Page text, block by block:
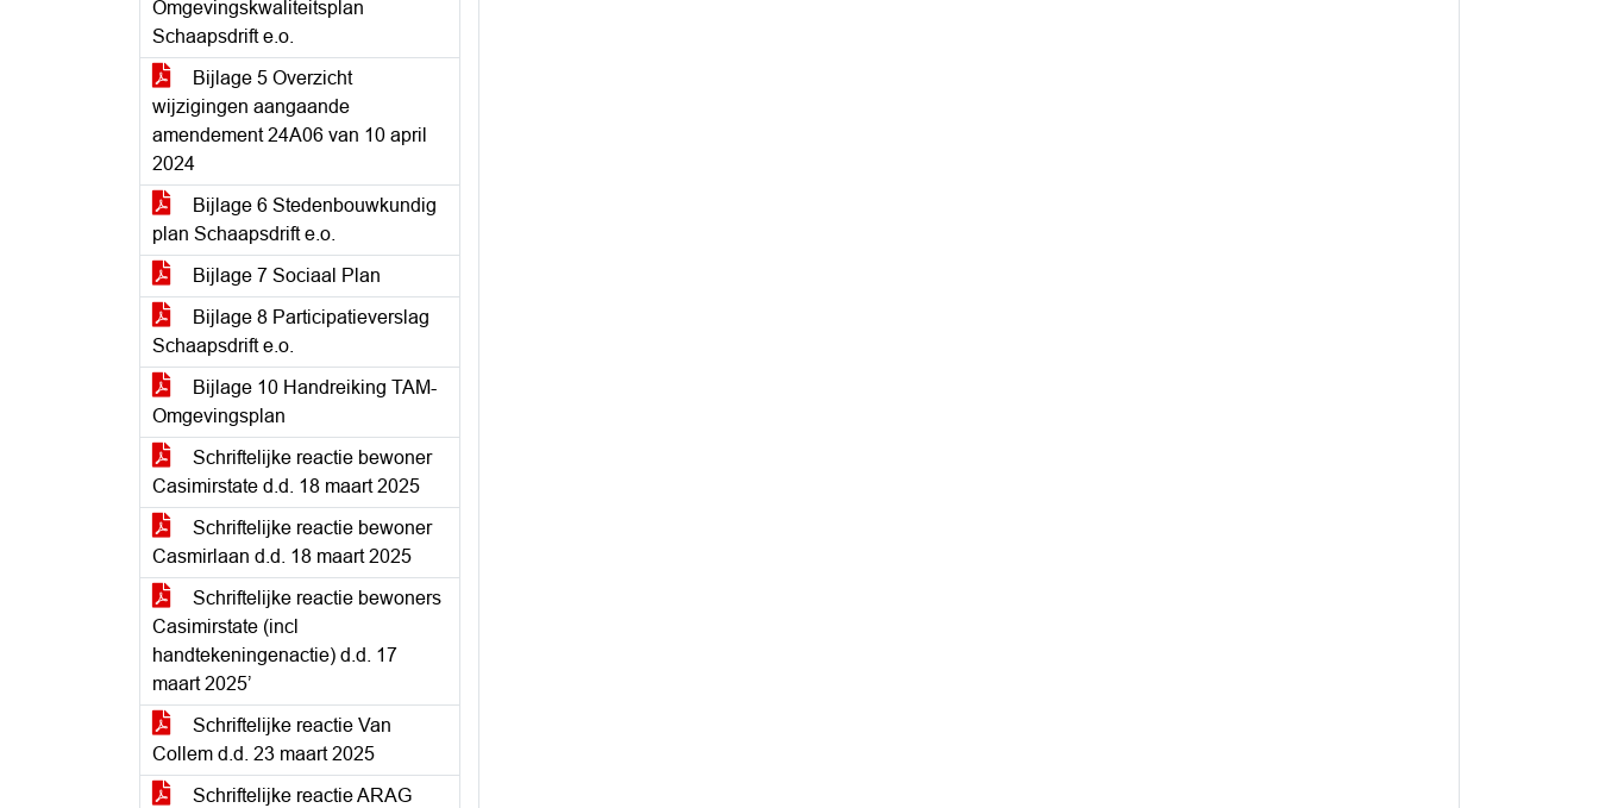
Omgevingskwaliteitsplan
Schaapsdrift e.o.
Bijlage 5 Overzicht
wijzigingen aangaande
amendement 24A06 van 10 april
2024
Bijlage 6 Stedenbouwkundig
plan Schaapsdrift e.o.
Bijlage 7 Sociaal Plan
Bijlage 8 Participatieverslag
Schaapsdrift e.o.
Bijlage 10 Handreiking TAM-
Omgevingsplan
Schriftelijke reactie bewoner
Casimirstate d.d. 18 maart 2025
Schriftelijke reactie bewoner
Casmirlaan d.d. 18 maart 2025
Schriftelijke reactie bewoners
Casimirstate (incl
handtekeningenactie) d.d. 17
maart 2025’
Schriftelijke reactie Van
Collem d.d. 23 maart 2025
Schriftelijke reactie ARAG